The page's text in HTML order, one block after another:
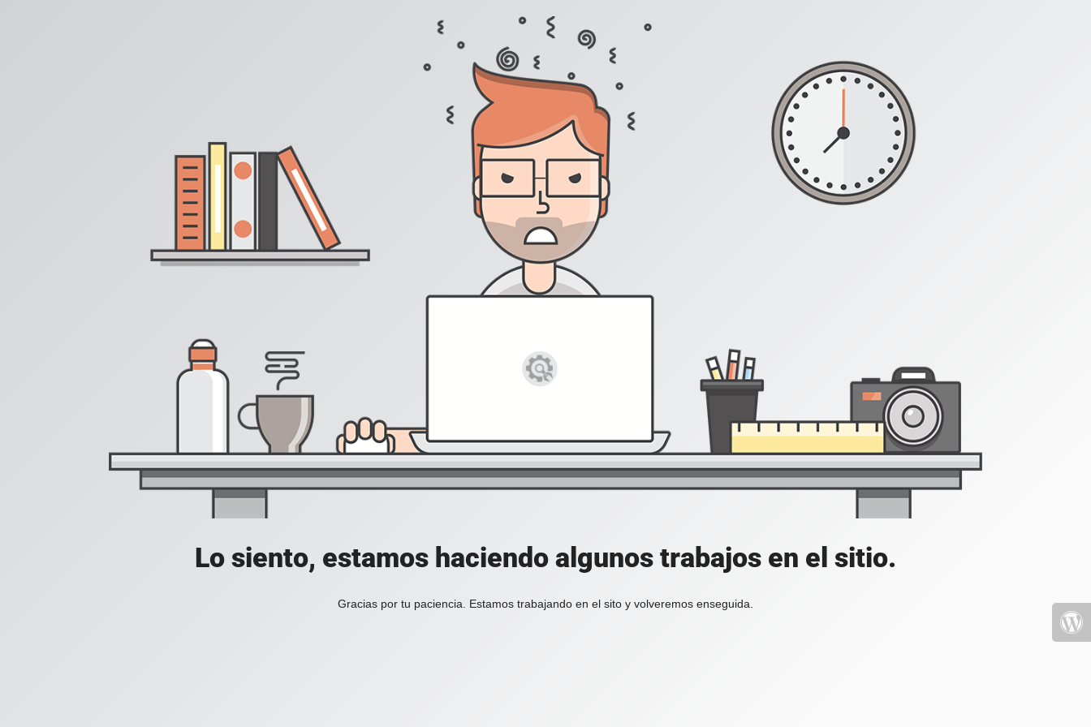
Lo siento, estamos haciendo algunos trabajos en el sitio.
Gracias por tu paciencia. Estamos trabajando en el sito y volveremos enseguida.